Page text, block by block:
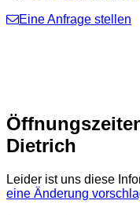
Eine Anfrage stellen
Dietrich
Leider ist uns diese
eine Änderung